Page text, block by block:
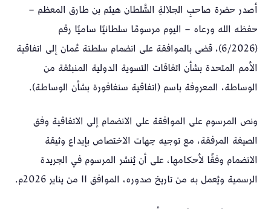
أصدر حضرة صاحبِ الجلالةِ السُّلطان هيثم بن طارق المعظم –
حفظه الله ورعاه – اليوم مرسومًا سلطانيًا ساميًا رقم
(6/2026)، قضى بالموافقة على انضمام سلطنة عُمان إلى اتفاقية
الأمم المتحدة بشأن اتفاقات التسوية الدولية المنبثقة من
الوساطة، المعروفة باسم (اتفاقية سنغافورة بشأن الوساطة).
ونص المرسوم على الموافقة على الانضمام إلى الاتفاقية وفق
الصيغة المرفقة، مع توجيه جهات الاختصاص بإيداع وثيقة
الانضمام وفقًا لأحكامها، على أن يُنشر المرسوم في الجريدة
الرسمية ويُعمل به من تاريخ صدوره، الموافق 11 من يناير 2026م.